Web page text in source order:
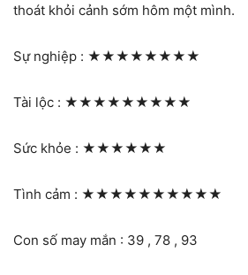
thoát khỏi cảnh sớm hôm một mình.
Sự nghiệp : ★★★★★★★★
Tài lộc : ★★★★★★★★★
Sức khỏe : ★★★★★★
Tình cảm : ★★★★★★★★★★
Con số may mắn : 39 , 78 , 93